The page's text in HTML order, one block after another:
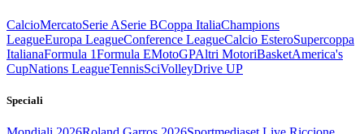
CalcioMercatoSerie ASerie BCoppa ItaliaChampions
LeagueEuropa LeagueConference LeagueCalcio EsteroSupercoppa
ItalianaFormula 1Formula EMotoGPAltri MotoriBasketAmerica's
CupNations LeagueTennisSciVolleyDrive UP
Speciali